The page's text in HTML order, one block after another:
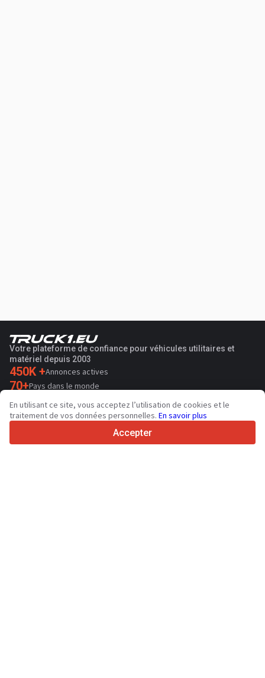
Votre plateforme de confiance pour véhicules utilitaires et
matériel depuis 2003
450K +Annonces actives
70+Pays dans le monde
36 Langues prises en charge
4.7/5
En utilisant ce site, vous acceptez l’utilisation de cookies et le
traitement de vos données personnelles. En savoir plus
Accepter